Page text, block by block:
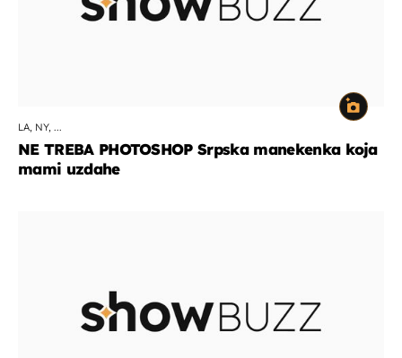
LA, NY, ...
NE TREBA PHOTOSHOP Srpska manekenka koja
mami uzdahe